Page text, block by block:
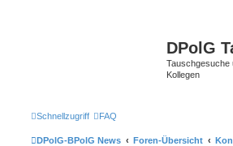
DPolG
Tauschgesuche
Kollegen
Schnellzugriff FAQ
DPolG-BPolG News Foren-Übersicht